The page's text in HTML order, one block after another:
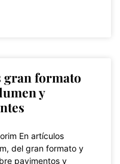
formato
y
En artículos
del gran formato y
pavimentos y